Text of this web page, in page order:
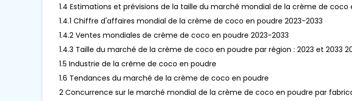
1.4 Estimations et prévisions de la taille du marché mondial de la crème de coco
1.4.1 Chiffre d'affaires mondial de la crème de coco en poudre 2023-2033
1.4.2 Ventes mondiales de crème de coco en poudre 2023-2033
1.4.3 Taille du marché de la crème de coco en poudre par région : 2023 et 2033
1.5 Industrie de la crème de coco en poudre
1.6 Tendances du marché de la crème de coco en poudre
2 Concurrence sur le marché mondial de la crème de coco en poudre par